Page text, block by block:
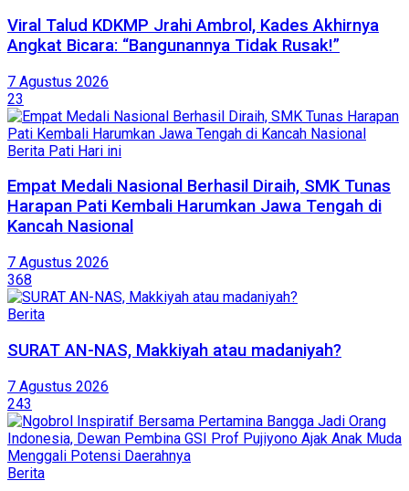
Viral Talud KDKMP Jrahi Ambrol, Kades Akhirnya
Angkat Bicara: “Bangunannya Tidak Rusak!”
7 Agustus 2026
23
Berita Pati Hari ini
Empat Medali Nasional Berhasil Diraih, SMK Tunas
Harapan Pati Kembali Harumkan Jawa Tengah di
Kancah Nasional
7 Agustus 2026
368
Berita
SURAT AN-NAS, Makkiyah atau madaniyah?
7 Agustus 2026
243
Berita